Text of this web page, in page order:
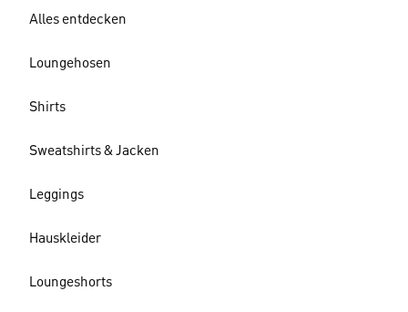
Alles entdecken
Loungehosen
Shirts
Sweatshirts & Jacken
Leggings
Hauskleider
Loungeshorts